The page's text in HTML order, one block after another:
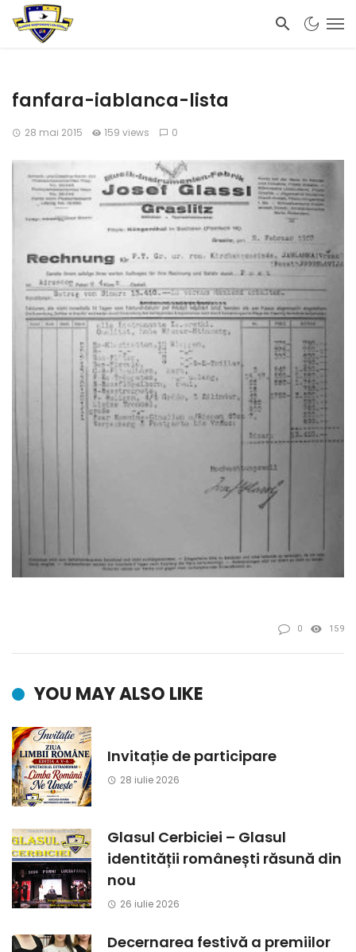
fanfara-iablanca-lista
28 mai 2015 159 views 0
0 159
YOU MAY ALSO LIKE
Invitație de participare
28 iulie 2026
Glasul Cerbiciei – Glasul
identității românești răsună din
nou
26 iulie 2026
Decernarea festivă a premiilor